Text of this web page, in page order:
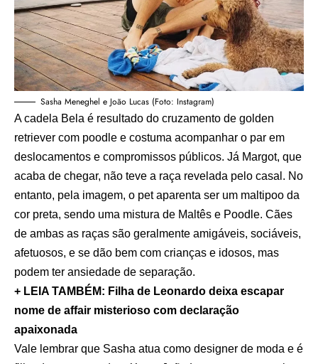
Sasha Meneghel e João Lucas (Foto: Instagram)
A cadela Bela é resultado do cruzamento de golden
retriever com poodle e costuma acompanhar o par em
deslocamentos e compromissos públicos. Já Margot, que
acaba de chegar, não teve a raça revelada pelo casal. No
entanto, pela imagem, o pet aparenta ser um maltipoo da
cor preta, sendo uma mistura de Maltês e Poodle. Cães
de ambas as raças são geralmente amigáveis, sociáveis,
afetuosos, e se dão bem com crianças e idosos, mas
podem ter ansiedade de separação.
+ LEIA TAMBÉM: Filha de Leonardo deixa escapar
nome de affair misterioso com declaração
apaixonada
Vale lembrar que Sasha atua como designer de moda e é